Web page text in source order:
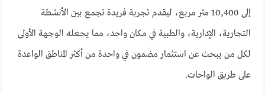
إلى 10,400 متر مربع، ليقدم تجربة فريدة تجمع بين الأنشطة
التجارية، الإدارية، والطبية في مكان واحد، مما يجعله الوجهة الأولى
لكل من يبحث عن استثمار مضمون في واحدة من أكثر المناطق الواعدة
على طريق الواحات.